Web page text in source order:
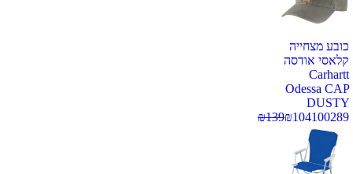
כובע מצחייה
קלאסי אודסה
Carhartt
Odessa CAP
DUSTY
100289
₪104
₪139